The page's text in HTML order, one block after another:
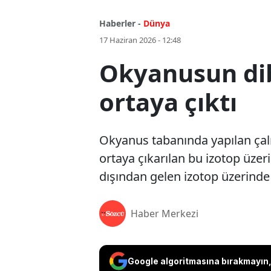
Haberler - Dünya
17 Haziran 2026 - 12:48
Okyanusun
ortaya çıktı
Okyanus tabanında yapılan
ortaya çıkarılan bu izotop
dışından gelen izotop
Haber Merkezi
Google algoritmasına